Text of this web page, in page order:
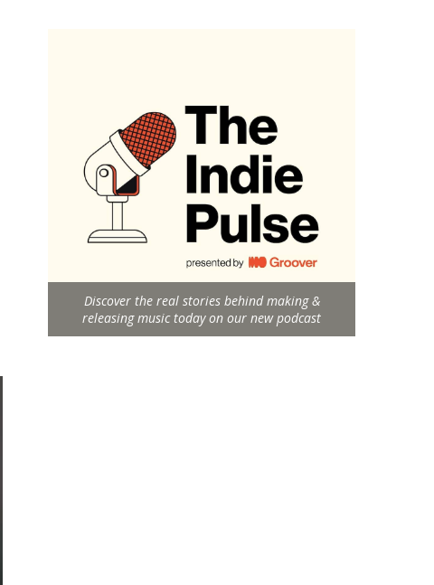
Discover the real stories behind making &
releasing music today on our new podcast